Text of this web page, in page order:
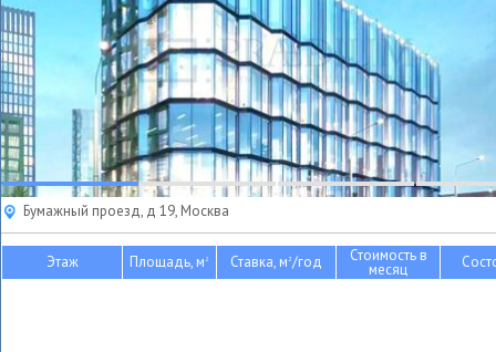
Бумажный проезд, д 19, Москва
Этаж Площадь, м2 Ставка, м2/год Стоимость в
месяц